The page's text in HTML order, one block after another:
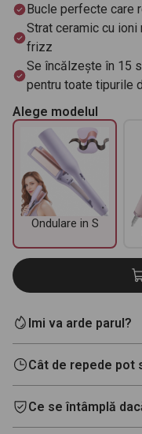
Bucle perfecte care
Strat ceramic cu
frizz
Se încălzește în 15
pentru toate tipurile
Alege modelul
Ondulare in S
Imi va arde parul?
Cât de repede pot
Ce se întâmplă